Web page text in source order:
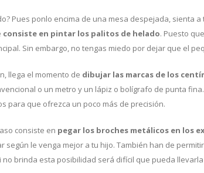
Pues ponlo encima de una mesa despejada, sienta
consiste en pintar los palitos de helado. Puesto
Sin embargo, no tengas miedo por dejar que el
llega el momento de dibujar las marcas de los
o un metro y un lápiz o bolígrafo de punta
para que ofrezca un poco más de precisión.
consiste en pegar los broches metálicos en los
según le venga mejor a tu hijo. También han de
no brinda esta posibilidad será difícil que pueda